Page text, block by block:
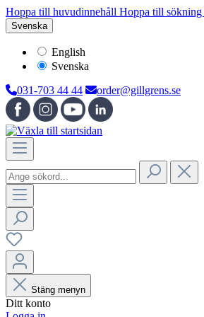
Hoppa till huvudinnehåll Hoppa till sökning
Svenska
English
Svenska
031-703 44 44
order@gillgrens.se
Stäng menyn
Ditt konto